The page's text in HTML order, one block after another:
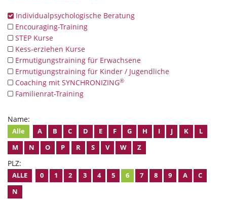
Individualpsychologische Beratung
Encouraging-Training
STEP Kurse
Kess-erziehen Kurse
Ermutigungstraining für Erwachsene
Ermutigungstraining für Kinder / Jugendliche
Coaching mit SYNCHRONIZING®
Familienrat-Training
Name:
Alle A B C D E F G H I J K
L
M
N O P R S V W Z
PLZ:
ALLE 0 1 2 3 4 5 6 7 8 9 A
C
N